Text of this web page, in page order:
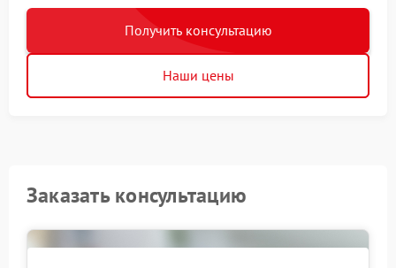
Получить консультацию
Наши цены
Заказать консультацию